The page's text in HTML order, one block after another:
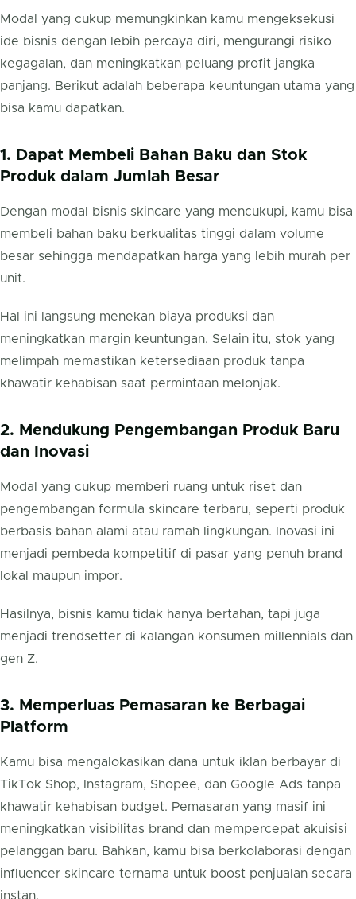
Modal yang cukup memungkinkan kamu mengeksekusi
ide bisnis dengan lebih percaya diri, mengurangi risiko
kegagalan, dan meningkatkan peluang profit jangka
panjang. Berikut adalah beberapa keuntungan utama yang
bisa kamu dapatkan.
1. Dapat Membeli Bahan Baku dan Stok
Produk dalam Jumlah Besar
Dengan modal bisnis skincare yang mencukupi, kamu bisa
membeli bahan baku berkualitas tinggi dalam volume
besar sehingga mendapatkan harga yang lebih murah per
unit.
Hal ini langsung menekan biaya produksi dan
meningkatkan margin keuntungan. Selain itu, stok yang
melimpah memastikan ketersediaan produk tanpa
khawatir kehabisan saat permintaan melonjak.
2. Mendukung Pengembangan Produk Baru
dan Inovasi
Modal yang cukup memberi ruang untuk riset dan
pengembangan formula skincare terbaru, seperti produk
berbasis bahan alami atau ramah lingkungan. Inovasi ini
menjadi pembeda kompetitif di pasar yang penuh brand
lokal maupun impor.
Hasilnya, bisnis kamu tidak hanya bertahan, tapi juga
menjadi trendsetter di kalangan konsumen millennials dan
gen Z.
3. Memperluas Pemasaran ke Berbagai
Platform
Kamu bisa mengalokasikan dana untuk iklan berbayar di
TikTok Shop, Instagram, Shopee, dan Google Ads tanpa
khawatir kehabisan budget. Pemasaran yang masif ini
meningkatkan visibilitas brand dan mempercepat akuisisi
pelanggan baru. Bahkan, kamu bisa berkolaborasi dengan
influencer skincare ternama untuk boost penjualan secara
instan.